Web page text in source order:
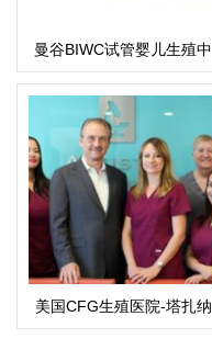
曼谷BIWC试管婴儿生殖中
心
美国CFG生殖医院-塔扎纳
总院